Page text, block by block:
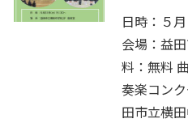
日時：５
会場：益
料：無料
奏楽コン
田市立横